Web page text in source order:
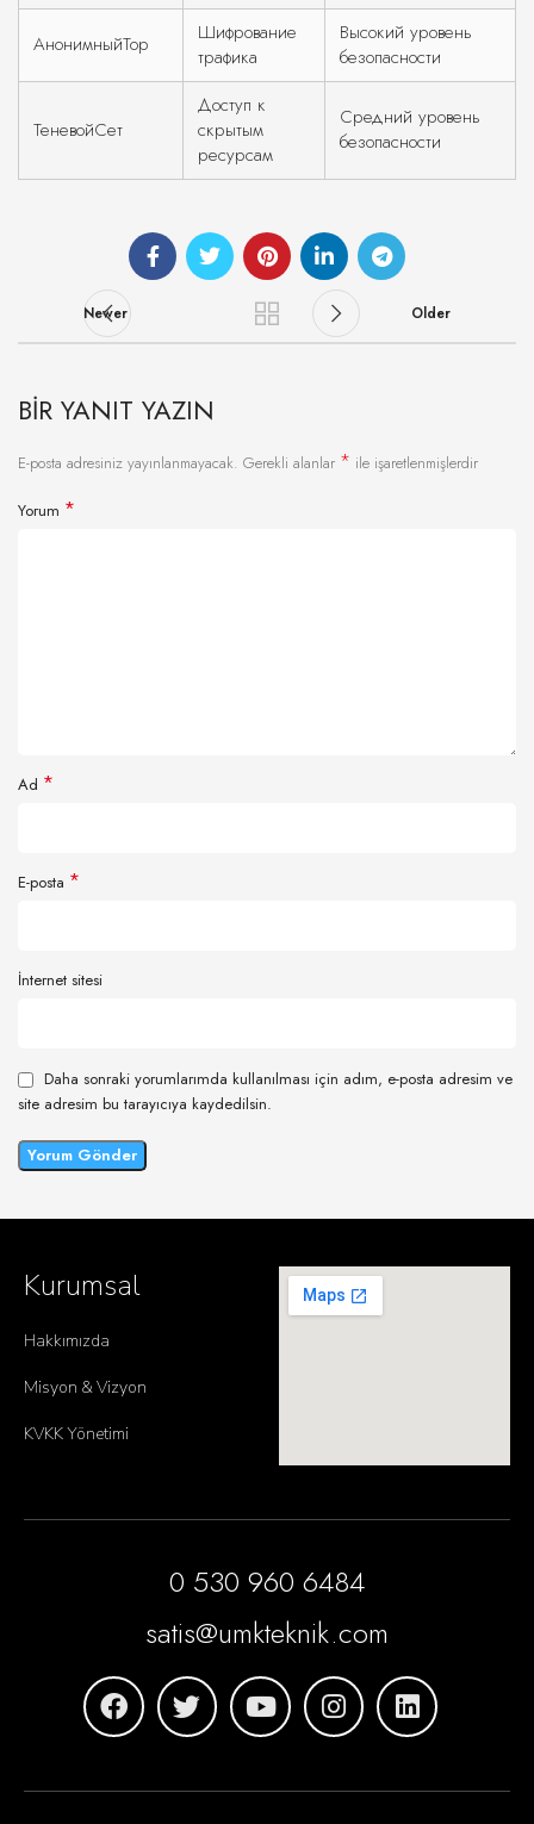
АнонимныйТор
Шифрование
трафика
Высокий уровень
безопасности
ТеневойСет
Доступ к
скрытым
ресурсам
Средний уровень
безопасности
Newer Older
BIR YANIT YAZIN
E-posta adresiniz yayınlanmayacak. Gerekli alanlar * ile işaretlenmişlerdir
Yorum *
Ad *
E-posta *
İnternet sitesi
Daha sonraki yorumlarımda kullanılması için adım, e-posta adresim ve
site adresim bu tarayıcıya kaydedilsin.
Kurumsal
Hakkımızda
Misyon & Vizyon
KVKK Yönetimi
0 530 960 6484
satis@umkteknik.com